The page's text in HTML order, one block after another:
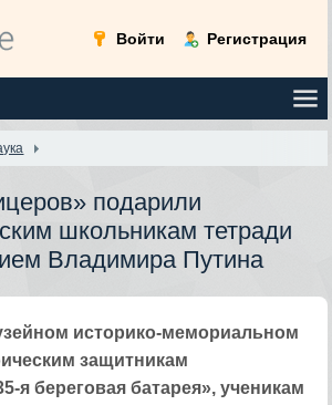
Войти Регистрация
подарили
школьникам тетради
Владимира Путина
историко-мемориальном
защитникам
я береговая батарея», ученикам